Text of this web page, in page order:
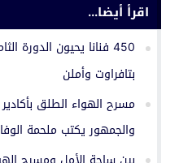
اقرأ أيضا...
450 فنانا يحيون
بتافراوت وأملن
مسرح الهواء الطلق
والجمهور يكتب ملحمة